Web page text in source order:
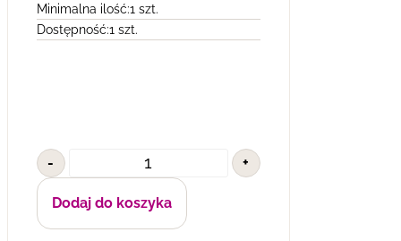
Minimalna ilość:1 szt.
Dostępność:1 szt.
- +
Dodaj do koszyka